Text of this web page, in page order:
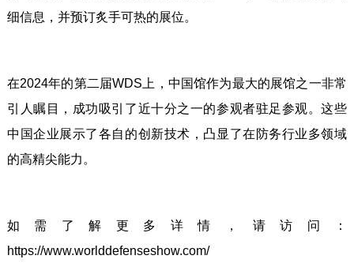
细信息，并预订炙手可热的展位。
在2024年的第二届WDS上，中国馆作为最大的展馆之一非常
引人瞩目，成功吸引了近十分之一的参观者驻足参观。这些
中国企业展示了各自的创新技术，凸显了在防务行业多领域
的高精尖能力。
如需了解更多详情，请访问：
https://www.worlddefenseshow.com/